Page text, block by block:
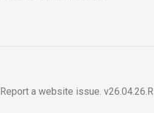
Report a website issue. v26.04.26.R